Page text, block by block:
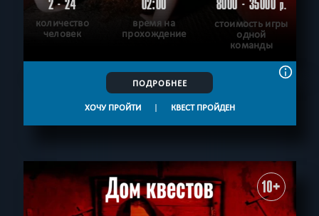
2 - 24
количество
человек
02:00
время на
прохождение
8000 - 35000р.
стоимость игры
одной
команды
ПОДРОБНЕЕ
ХОЧУ ПРОЙТИ | КВЕСТ ПРОЙДЕН
10+